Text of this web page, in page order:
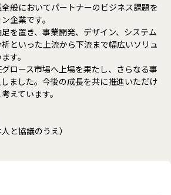
般においてパートナーのビジネス課題を
企業です。
を置き、事業開発、デザイン、システム
といった上流から下流まで幅広いソリュ
す。
ロース市場へ上場を果たし、さらなる事
ました。今後の成長を共に推進いただけ
えています。
と協議のうえ）